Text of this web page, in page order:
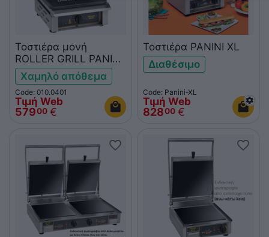
Τοστιέρα μονή
ROLLER GRILL PANINI
FTΧαμηλό απόθεμα
Code: 010.0401
Τιμή Web
57900 €
Τοστιέρα PANINI XL
Διαθέσιμο
Code: Panini-XL
Τιμή Web
82800 €